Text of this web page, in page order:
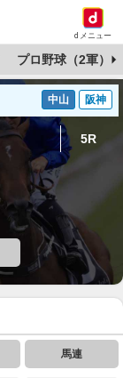
dメニュー
プロ野球（2軍）
中山 阪神
5R
馬連